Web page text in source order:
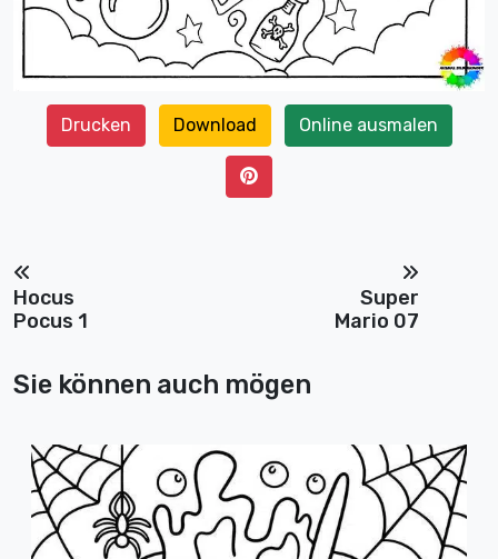
Drucken Download Online ausmalen
Hocus
Pocus 1
Super
Mario 07
Sie können auch mögen